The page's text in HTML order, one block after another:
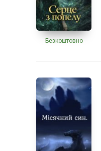
Безкоштовно